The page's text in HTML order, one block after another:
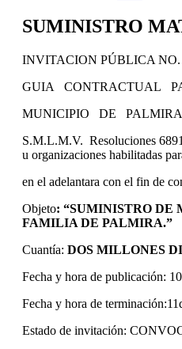
SUMINISTRO
INVITACION PÚBLICA NO.
GUIA CONTRACTUAL
MUNICIPIO DE
S.M.L.M.V. Resoluciones
u organizaciones habilitadas
en el adelantara con el fin de
Objeto: “SUMINISTRO DE
FAMILIA DE PALMIRA.”
Cuantía: DOS MILLONES
Fecha y hora de publicación:
Fecha y hora de
Estado de invitación: